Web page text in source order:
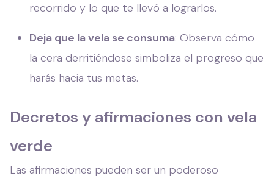
recorrido y lo que te llevó a lograrlos.
Deja que la vela se consuma: Observa cómo
la cera derritiéndose simboliza el progreso que
harás hacia tus metas.
Decretos y afirmaciones con vela
verde
Las afirmaciones pueden ser un poderoso